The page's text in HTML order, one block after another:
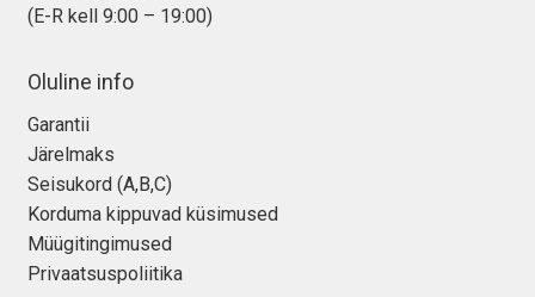
(E-R kell 9:00 – 19:00)
Oluline info
Garantii
Järelmaks
Seisukord (A,B,C)
Korduma kippuvad küsimused
Müügitingimused
Privaatsuspoliitika